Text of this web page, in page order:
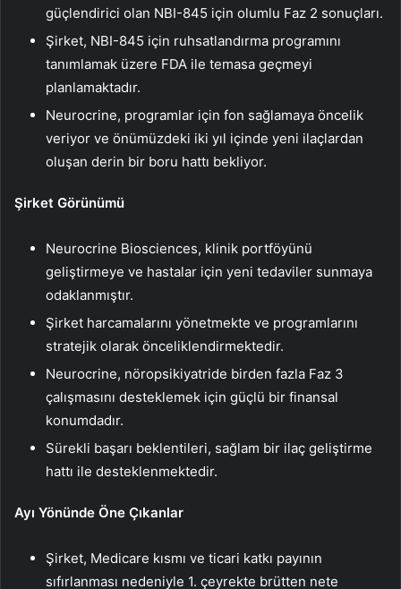
güçlendirici olan NBI-845 için olumlu Faz 2 sonuçları.
Şirket, NBI-845 için ruhsatlandırma programını
tanımlamak üzere FDA ile temasa geçmeyi
planlamaktadır.
Neurocrine, programlar için fon sağlamaya öncelik
veriyor ve önümüzdeki iki yıl içinde yeni ilaçlardan
oluşan derin bir boru hattı bekliyor.
Şirket Görünümü
Neurocrine Biosciences, klinik portföyünü
geliştirmeye ve hastalar için yeni tedaviler sunmaya
odaklanmıştır.
Şirket harcamalarını yönetmekte ve programlarını
stratejik olarak önceliklendirmektedir.
Neurocrine, nöropsikiyatride birden fazla Faz 3
çalışmasını desteklemek için güçlü bir finansal
konumdadır.
Sürekli başarı beklentileri, sağlam bir ilaç geliştirme
hattı ile desteklenmektedir.
Ayı Yönünde Öne Çıkanlar
Şirket, Medicare kısmı ve ticari katkı payının
sıfırlanması nedeniyle 1. çeyrekte brütten nete